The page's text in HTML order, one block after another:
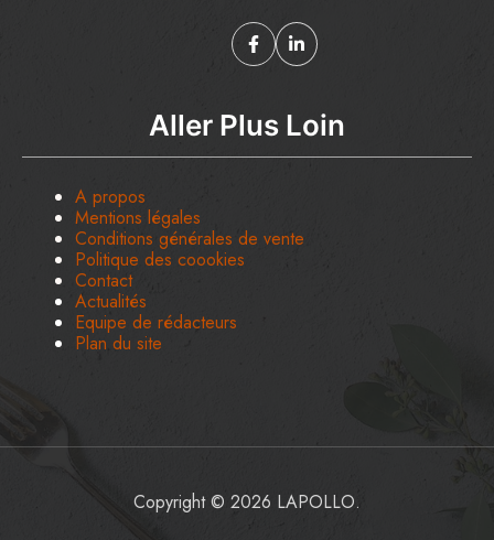
Aller Plus Loin
A propos
Mentions légales
Conditions générales de vente
Politique des coookies
Contact
Actualités
Equipe de rédacteurs
Plan du site
Copyright © 2026 LAPOLLO.